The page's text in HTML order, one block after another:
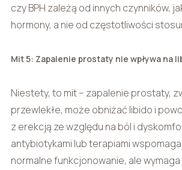
czy BPH zależą od innych czynników,
hormony, a nie od częstotliwości
Mit 5: Zapalenie prostaty nie wpływa na
Niestety, to mit – zapalenie prostaty,
przewlekłe, może obniżać libido i
z erekcją ze względu na ból i
antybiotykami lub terapiami
normalne funkcjonowanie, ale